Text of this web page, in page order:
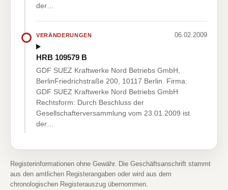
der…
VERÄNDERUNGEN 06.02.2009
HRB 109579 B
GDF SUEZ Kraftwerke Nord Betriebs GmbH,
BerlinFriedrichstraße 200, 10117 Berlin. Firma:
GDF SUEZ Kraftwerke Nord Betriebs GmbH
Rechtsform: Durch Beschluss der
Gesellschafterversammlung vom 23.01.2009 ist
der…
Registerinformationen ohne Gewähr. Die Geschäftsanschrift stammt
aus den amtlichen Registerangaben oder wird aus dem
chronologischen Registerauszug übernommen.